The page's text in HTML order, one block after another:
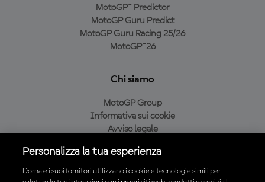
MotoGP™ Predictor
MotoGP Guru Predict
MotoGP Guru Racing 25/26
MotoGP™26
Chi siamo
MotoGP Group
Informativa sui cookie
Avviso legale
Condizioni di acquisto
Personalizza la tua esperienza
Dorna e i suoi fornitori utilizzano i cookie e tecnologie simili per